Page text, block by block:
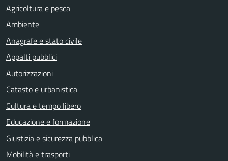
Agricoltura e pesca
Ambiente
Anagrafe e stato civile
Appalti pubblici
Autorizzazioni
Catasto e urbanistica
Cultura e tempo libero
Educazione e formazione
Giustizia e sicurezza pubblica
Mobilità e trasporti